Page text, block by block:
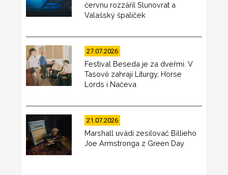
červnu rozzářil Slunovrat a
Valašský špalíček
27.07.2026
Festival Beseda je za dveřmi. V
Tasově zahrají Liturgy, Horse
Lords i Načeva
21.07.2026
Marshall uvádí zesilovač Billieho
Joe Armstronga z Green Day